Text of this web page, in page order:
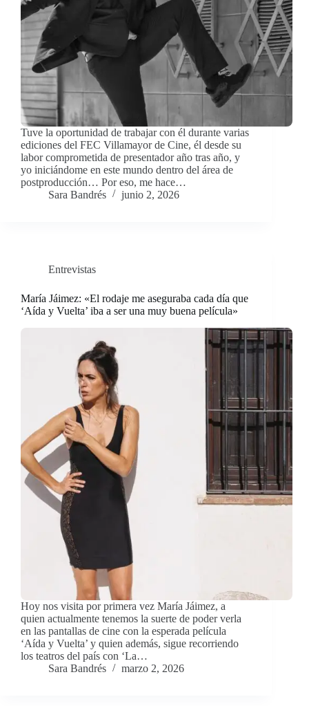
Tuve la oportunidad de trabajar con él durante varias
ediciones del FEC Villamayor de Cine, él desde su
labor comprometida de presentador año tras año, y
yo iniciándome en este mundo dentro del área de
postproducción… Por eso, me hace…
Sara Bandrés
junio 2, 2026
Entrevistas
María Jáimez: «El rodaje me aseguraba cada día que
‘Aída y Vuelta’ iba a ser una muy buena película»
Hoy nos visita por primera vez María Jáimez, a
quien actualmente tenemos la suerte de poder verla
en las pantallas de cine con la esperada película
‘Aída y Vuelta’ y quien además, sigue recorriendo
los teatros del país con ‘La…
Sara Bandrés
marzo 2, 2026